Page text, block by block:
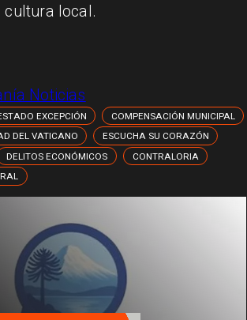
cultura local.
Noticias
EXCEPCIÓN
COMPENSACIÓN MUNICIPAL
DEL VATICANO
ESCUCHA SU CORAZÓN
DELITOS ECONÓMICOS
CONTRALORIA